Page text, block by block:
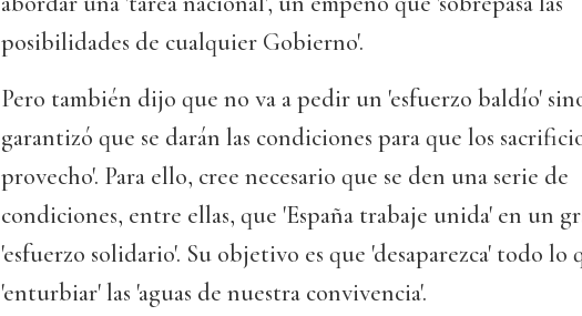
posibilidades de cualquier Gobierno'.
Pero también dijo que no va a pedir un 'esfuerzo baldío'
garantizó que se darán las condiciones para que los
provecho'. Para ello, cree necesario que se den una serie de
condiciones, entre ellas, que 'España trabaje unida' en un
'esfuerzo solidario'. Su objetivo es que 'desaparezca' todo lo
'enturbiar' las 'aguas de nuestra convivencia'.